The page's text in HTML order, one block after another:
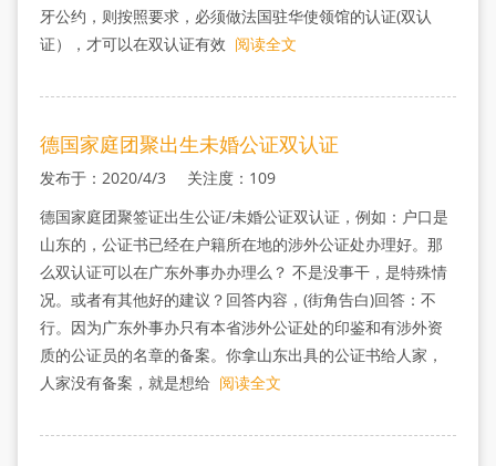
牙公约，则按照要求，必须做法国驻华使领馆的认证(双认
证），才可以在双认证有效 阅读全文
德国家庭团聚出生未婚公证双认证
发布于：2020/4/3 关注度：109
德国家庭团聚签证出生公证/未婚公证双认证，例如：户口是
山东的，公证书已经在户籍所在地的涉外公证处办理好。那
么双认证可以在广东外事办办理么？ 不是没事干，是特殊情
况。或者有其他好的建议？回答内容，(街角告白)回答：不
行。因为广东外事办只有本省涉外公证处的印鉴和有涉外资
质的公证员的名章的备案。你拿山东出具的公证书给人家，
人家没有备案，就是想给 阅读全文